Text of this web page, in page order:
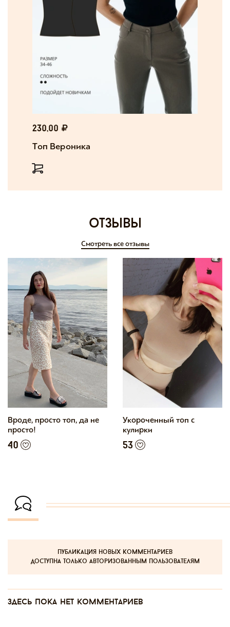
230,00
Топ Вероника
отзывы
Смотреть все отзывы
Вроде, просто топ, да не
просто!
40
Укороченный топ с
кулирки
53
публикация новых комментариев
доступна только авторизованным пользователям
Здесь пока нет комментариев